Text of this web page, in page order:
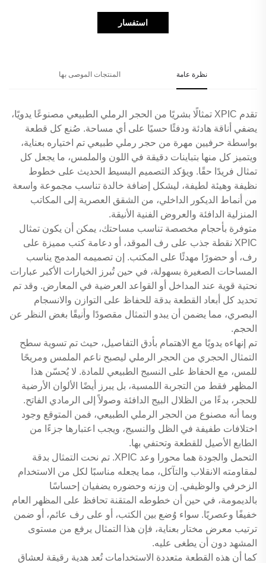
استفسار
نظرة عامة المنتجات الموصى بها
تقدم XPIC تمثالًا بشريًا من الحجر الرملي الطبيعي مصنوعًا يدويًا،
يضفي أناقة هادئة ودفئًا حسيًا على أي مساحة. صُنع كل قطعة
بواسطة حرفيين مهرة من حجر رملي طبيعي تم اختياره بعناية،
ويتميز كل منها بتباينات دقيقة في اللون والملمس، ما يجعل كل
تمثال فريدًا حقًا. ويؤكد التصميم البسيط الحديث على خطوط
نظيفة وهيئة لطيفة، ليشكل إضافة خالدة تناسب مجموعة واسعة
من أنماط الديكور الداخلي، من الشقق العصرية إلى المكاتب
المنزلية الدافئة والعروض الفنية الأنيقة.
متوفرة بأحجام مخصصة تناسب مساحتك، يمكن أن يكون تمثال
XPIC نقطة جذب على رف الموقد، أو دعامة كتب مميزة على
رف، أو حضورًا مهدئًا على المكتب. إن تصميمه المدمج يناسب
المساحات الصغيرة بسهولة، في حين تُبرز الخيارات الأكبر عبارات
نحتية قوية عند المداخل أو القواعد العرضية في المعارض. وقد تم
تحديد كل أبعاد القطعة بدقة للحفاظ على التوازن والانسجام
البصري، مما يضمن أن يبدو التمثال مقصودًا وأنيقًا بغض النظر عن
الحجم.
تم إنهاءه يدويًا مع الاهتمام بأدق التفاصيل، حيث تم تسوية سطح
التمثال الحجري من الحجر الرملي ليصبح ناعم الملمس ومريحًا
للمس، مع الحفاظ على النسيج الطبيعي للمادة. لا يُحسّن هذا
المظهر فقط من التجربة اللمسية، بل يبرز أيضًا الألوان الأرضية
للحجر، بدءًا من الظلال البيج الدافئة وصولاً إلى الرمادي الفاتح.
وبما أنه مصنوع من الحجر الرملي الطبيعي، فمن المتوقع وجود
اختلافات طفيفة في الظل والنسيج، ويجب اعتبارها جزءًا من
الطابع الأصيل للقطعة وتحتفي بها.
التحمل والجودة هما محورا وعد XPIC. تم نحت التمثال بدقة
لمقاومته الانقلاب والتآكل، مما يجعله مناسبًا لكل من الاستخدام
الزخرفي والوظيفي. إن وزنه وحضوره يضفيان إحساسًا
بالديمومة، في حين أن خطوطه المتقنة تحافظ على المظهر العام
خفيفًا وعصريًا. سواء وُضع بين الكتب، أو على رف عائم، أو ضمن
ترتيب معرض مختار بعناية، فإن هذا التمثال يرفع من مستوى
المشهد دون أن يطغى عليه.
كما أن هذه القطعة متعددة الاستخدامات تُعد هدية رقيقة لعشاق